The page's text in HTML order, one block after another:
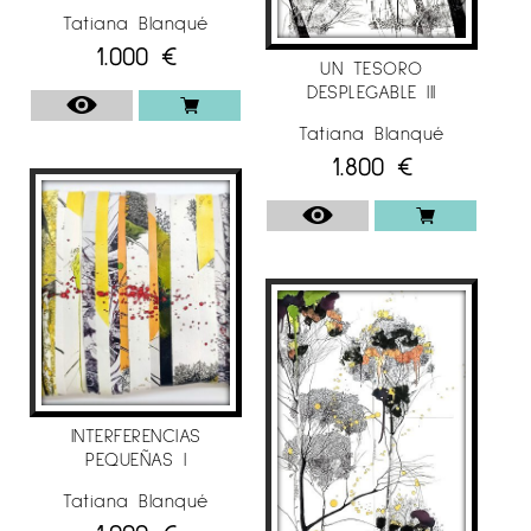
Tatiana Blanqué
1.000 €
INTERFERENCIAS
PEQUEÑAS I
Tatiana Blanqué
UN TESORO
DESPLEGABLE III
Tatiana Blanqué
1.800 €